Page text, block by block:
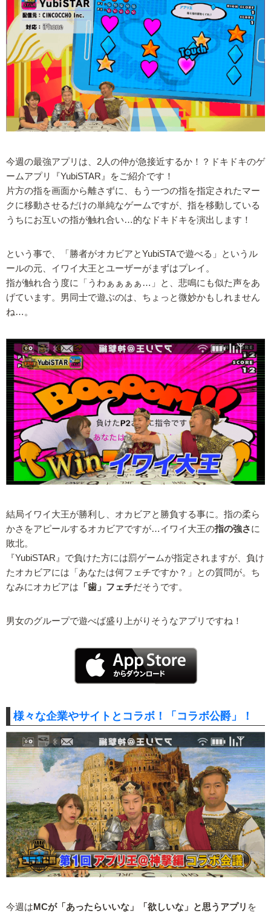
今週の最強アプリは、2人の仲が急接近するか！？ドキドキのゲ
ームアプリ『YubiSTAR』をご紹介です！
片方の指を画面から離さずに、もう一つの指を指定されたマー
クに移動させるだけの単純なゲームですが、指を移動している
うちにお互いの指が触れ合い…的なドキドキを演出します！
という事で、「勝者がオカビアとYubiSTAで遊べる」というル
ールの元、イワイ大王とユーザーがまずはプレイ。
指が触れ合う度に「うわぁぁぁぁ…」と、悲鳴にも似た声をあ
げています。男同士で遊ぶのは、ちょっと微妙かもしれません
ね…。
結局イワイ大王が勝利し、オカビアと勝負する事に。指の柔ら
かさをアピールするオカビアですが…イワイ大王の指の強さに
敗北。
『YubiSTAR』で負けた方には罰ゲームが指定されますが、負け
たオカビアには「あなたは何フェチですか？」との質問が。ち
なみにオカビアは 「歯」フェチだそうです。
男女のグループで遊べば盛り上がりそうなアプリですね！
様々な企業やサイトとコラボ！「コラボ公爵」！
今週は MCが「あったらいいな」「欲しいな」と思うアプリ を